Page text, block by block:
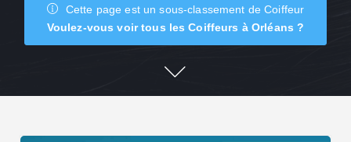
Cette page est un sous-classement de Coiffeur
Voulez-vous voir tous les Coiffeurs à Orléans ?